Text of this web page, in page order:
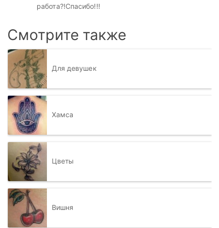
работа?!Спасибо!!!
Смотрите также
Для девушек
Хамса
Цветы
Вишня